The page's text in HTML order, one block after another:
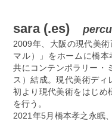
sara (.es)
2009年、大阪の現代美
マル）」をホームに橋本
共にコンテンポラリー・
ス）結成。現代美術ディ
初より現代美術をはじめ
を行う。
2021年5月橋本孝之永眠